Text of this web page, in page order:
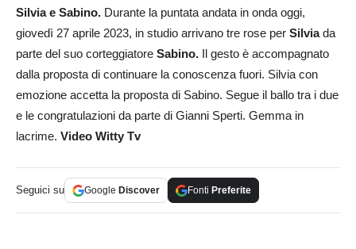
Silvia e Sabino. Durante la puntata andata in onda oggi,
giovedì 27 aprile 2023, in studio arrivano tre rose per Silviada
parte del suo corteggiatore Sabino.
Il gesto è accompagnato
dalla proposta di continuare la conoscenza fuori. Silvia con
emozione accetta la proposta di Sabino. Segue il ballo tra i due
e le congratulazioni da parte di Gianni Sperti. Gemma in
lacrime. Video Witty Tv
Seguici su Google Discover Fonti Preferite